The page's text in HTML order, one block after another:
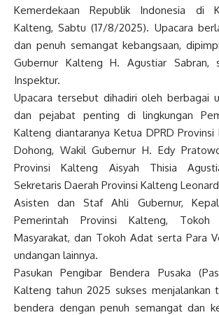
Kemerdekaan Republik Indonesia di
Kalteng, Sabtu (17/8/2025). Upacara
dan penuh semangat kebangsaan,
Gubernur Kalteng H. Agustiar Sabran,
Inspektur.
Upacara tersebut dihadiri oleh berbagai
dan pejabat penting di lingkungan
Kalteng diantaranya Ketua DPRD
Dohong, Wakil Gubernur H. Edy
Provinsi Kalteng Aisyah Thisia
Sekretaris Daerah Provinsi Kalteng
Asisten dan Staf Ahli Gubernur,
Pemerintah Provinsi Kalteng, Tokoh
Masyarakat, dan Tokoh Adat serta Para
undangan lainnya.
Pasukan Pengibar Bendera Pusaka
Kalteng tahun 2025 sukses menjalankan
bendera dengan penuh semangat dan